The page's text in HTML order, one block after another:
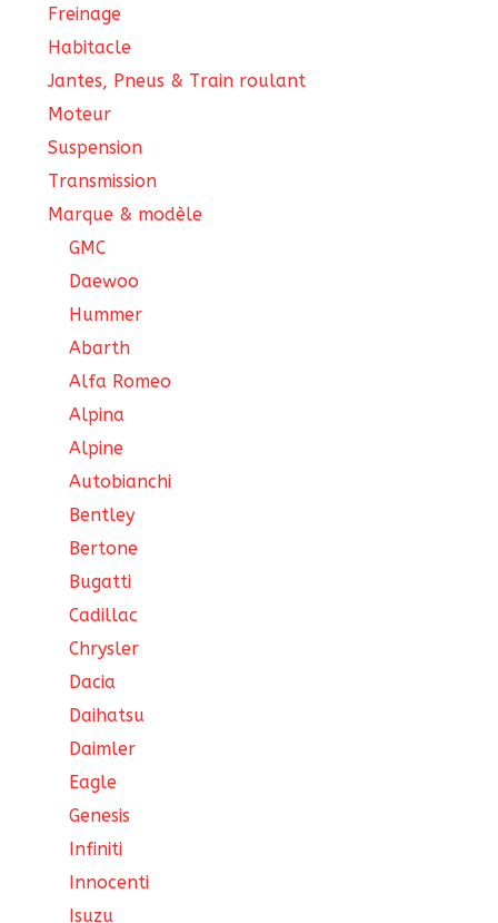
Freinage
Habitacle
Jantes, Pneus & Train roulant
Moteur
Suspension
Transmission
Marque & modèle
GMC
Daewoo
Hummer
Abarth
Alfa Romeo
Alpina
Alpine
Autobianchi
Bentley
Bertone
Bugatti
Cadillac
Chrysler
Dacia
Daihatsu
Daimler
Eagle
Genesis
Infiniti
Innocenti
Isuzu